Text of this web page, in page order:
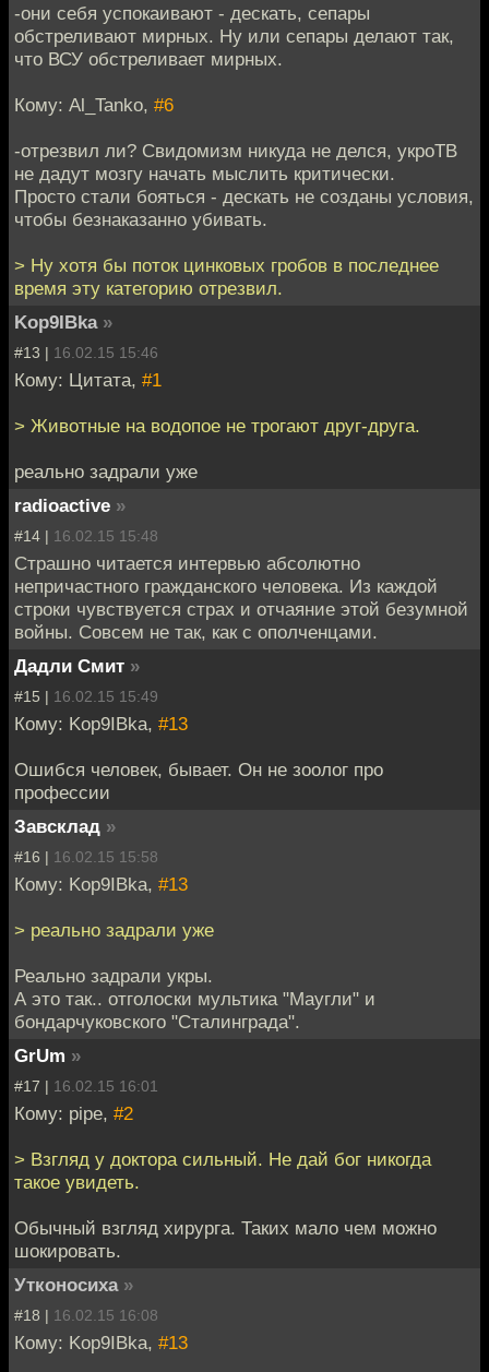
-они себя успокаивают - дескать, сепары
обстреливают мирных. Ну или сепары делают так,
что ВСУ обстреливает мирных.
Кому: Al_Tanko, #6
-отрезвил ли? Свидомизм никуда не делся, укроТВ
не дадут мозгу начать мыслить критически.
Просто стали бояться - дескать не созданы условия,
чтобы безнаказанно убивать.
> Ну хотя бы поток цинковых гробов в последнее
время эту категорию отрезвил.
Kop9IBka »
#13 | 16.02.15 15:46
Кому: Цитата, #1
> Животные на водопое не трогают друг-друга.
реально задрали уже
radioactive »
#14 | 16.02.15 15:48
Страшно читается интервью абсолютно
непричастного гражданского человека. Из каждой
строки чувствуется страх и отчаяние этой безумной
войны. Совсем не так, как с ополченцами.
Дадли Смит »
#15 | 16.02.15 15:49
Кому: Kop9IBka, #13
Ошибся человек, бывает. Он не зоолог про
профессии
Завсклад »
#16 | 16.02.15 15:58
Кому: Kop9IBka, #13
> реально задрали уже
Реально задрали укры.
А это так.. отголоски мультика "Маугли" и
бондарчуковского "Сталинграда".
GrUm »
#17 | 16.02.15 16:01
Кому: pipe, #2
> Взгляд у доктора сильный. Не дай бог никогда
такое увидеть.
Обычный взгляд хирурга. Таких мало чем можно
шокировать.
Утконосиха »
#18 | 16.02.15 16:08
Кому: Kop9IBka, #13